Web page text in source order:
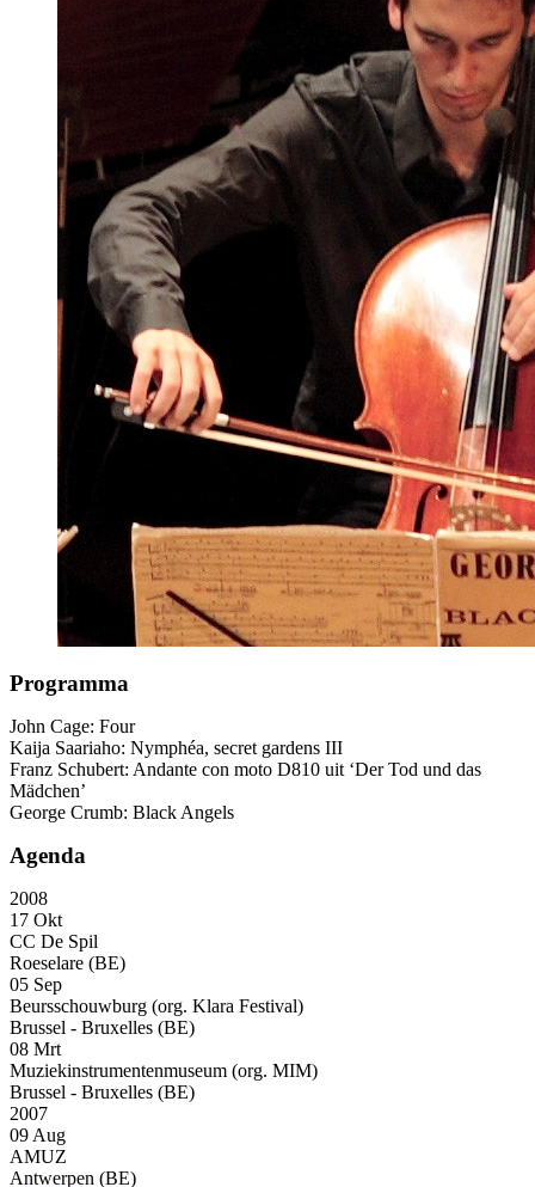
Programma
John Cage: Four
Kaija Saariaho: Nymphéa, secret gardens III
Franz Schubert: Andante con moto D810 uit ‘Der Tod und das
Mädchen’
George Crumb: Black Angels
Agenda
2008
17 Okt
CC De Spil
Roeselare (BE)
05 Sep
Beursschouwburg (org. Klara Festival)
Brussel - Bruxelles (BE)
08 Mrt
Muziekinstrumentenmuseum (org. MIM)
Brussel - Bruxelles (BE)
2007
09 Aug
AMUZ
Antwerpen (BE)